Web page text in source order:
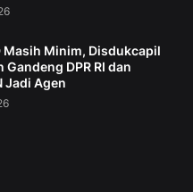
Masih Minim, Disdukcapil
Gandeng DPR RI dan
Jadi Agen